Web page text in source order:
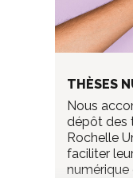
THÈSES
Nous
dépôt des
Rochelle
faciliter
numérique